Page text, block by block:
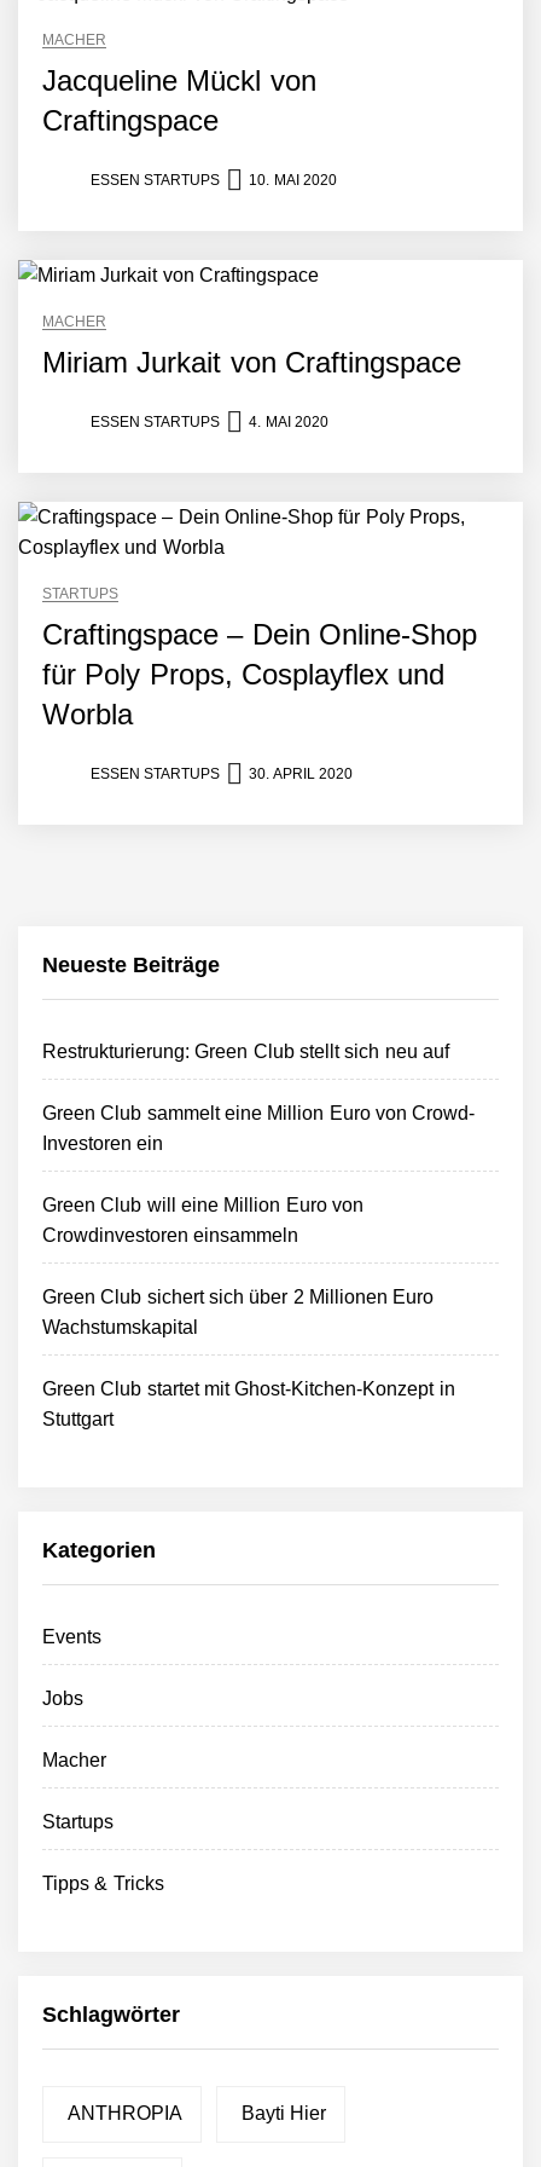
MACHER
Jacqueline Mückl von
Craftingspace
ESSEN STARTUPS 10. MAI 2020
MACHER
Miriam Jurkait von Craftingspace
ESSEN STARTUPS 4. MAI 2020
STARTUPS
Craftingspace – Dein Online-Shop
für Poly Props, Cosplayflex und
Worbla
ESSEN STARTUPS 30. APRIL 2020
Neueste Beiträge
Restrukturierung: Green Club stellt sich neu auf
Green Club sammelt eine Million Euro von Crowd-
Investoren ein
Green Club will eine Million Euro von
Crowdinvestoren einsammeln
Green Club sichert sich über 2 Millionen Euro
Wachstumskapital
Green Club startet mit Ghost-Kitchen-Konzept in
Stuttgart
Kategorien
Events
Jobs
Macher
Startups
Tipps & Tricks
Schlagwörter
ANTHROPIA Bayti Hier